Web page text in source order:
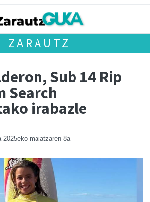
ZARAUTZ
Sub 14 Rip
Search
irabazle
2025eko maiatzaren 8a